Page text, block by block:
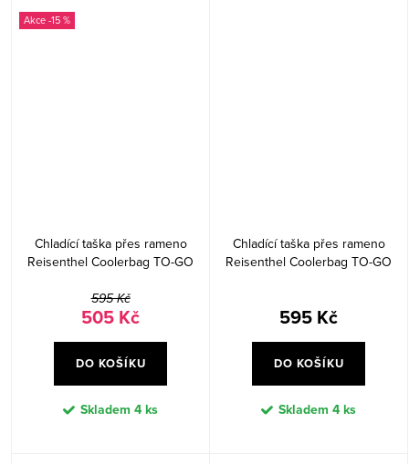
-15 %
Chladící taška přes rameno
Reisenthel Coolerbag TO-GO
595 Kč
505 Kč
DO KOŠÍKU
Skladem 4 ks
Chladící taška přes rameno
Reisenthel Coolerbag TO-GO
595 Kč
DO KOŠÍKU
Skladem 4 ks